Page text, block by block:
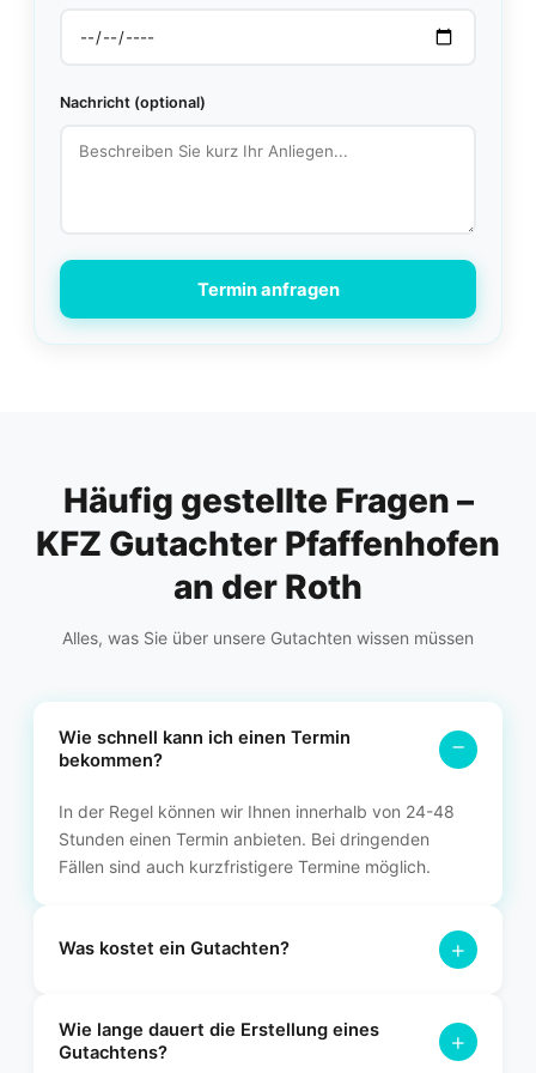
Nachricht (optional)
Termin anfragen
Häufig gestellte Fragen –
KFZ Gutachter Pfaffenhofen
an der Roth
Alles, was Sie über unsere Gutachten wissen müssen
Wie schnell kann ich einen Termin
bekommen?
−
In der Regel können wir Ihnen innerhalb von 24-48
Stunden einen Termin anbieten. Bei dringenden
Fällen sind auch kurzfristigere Termine möglich.
Was kostet ein Gutachten? +
Unfallgutachten übernimmt in der Regel die gegnerische
Versicherung die Kosten. Für ein Wertgutachten erstellen wir
Wie lange dauert die Erstellung eines
Gutachtens?
+